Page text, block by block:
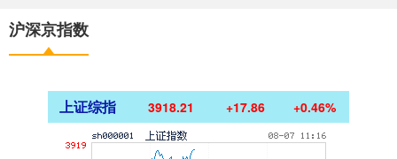
沪深京指数
上证综指 3918.21 +17.86 +0.46%